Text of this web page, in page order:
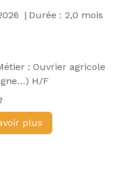
| Durée : 2,0 mois
: Ouvrier agricole
H/F
plus